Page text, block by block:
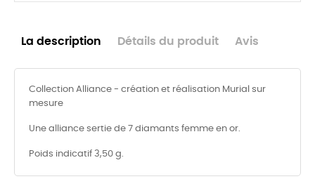
La description Détails du produit Avis
Collection Alliance - création et réalisation Murial sur
mesure
Une alliance sertie de 7 diamants femme en or.
Poids indicatif 3,50 g.